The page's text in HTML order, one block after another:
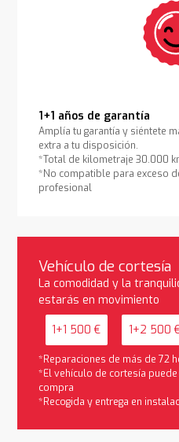
1+1 años de garantía
Amplía tu garantía y siéntete
extra a tu disposición.
*Total de kilometraje 30.000
*No compatible para exceso
profesional
Vehículo de cortesía
La comodidad y la
estarás en movimiento
1+1 500 € 1+2 500
*Reparaciones de más de 72
*El vehículo de cortesía
compra
*Recogida y entrega en